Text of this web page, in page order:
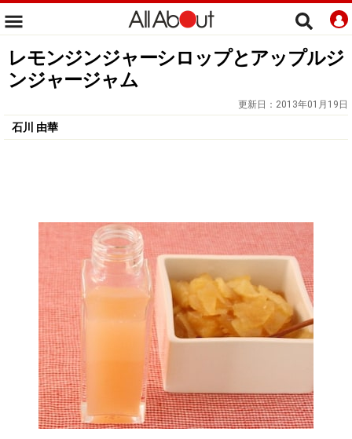
レモンジンジャーシロップとアップルジ
ンジャージャム
更新日： 2013年01月19日
石川 由華